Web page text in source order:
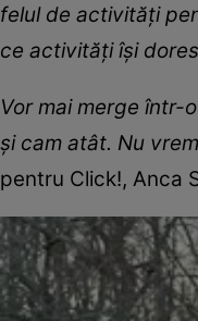
felul de activități
ce activități își
Vor mai merge într-
și cam atât. Nu
pentru Click!, Anca